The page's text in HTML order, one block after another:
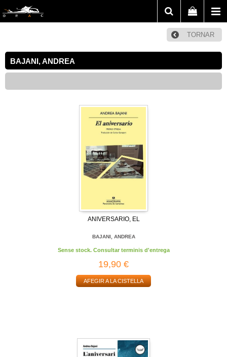
TORNAR
BAJANI, ANDREA
ANIVERSARIO, EL
BAJANI, ANDREA
Sense stock. Consultar terminis d'entrega
19,90 €
AFEGIR A LA CISTELLA